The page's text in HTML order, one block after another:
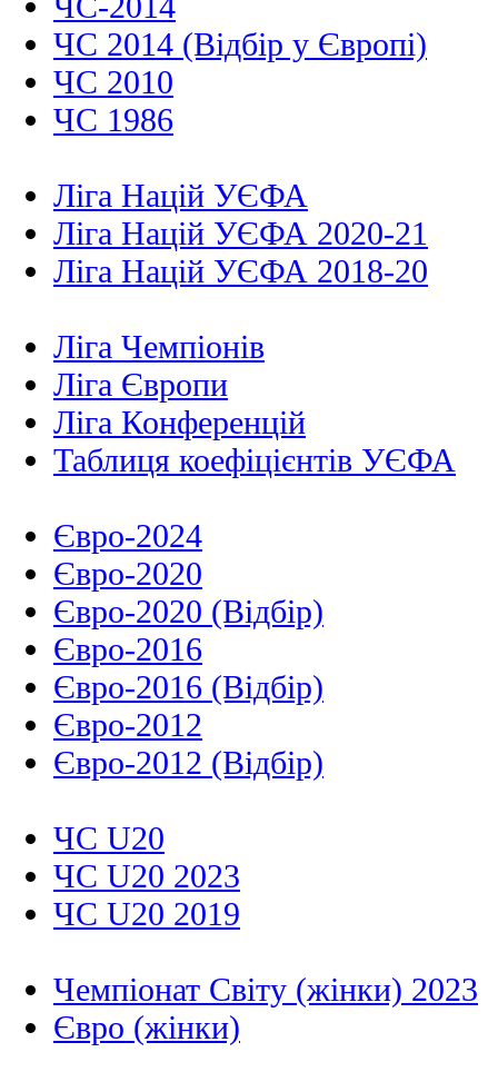
ЧС 2014 (Відбір у Європі)
ЧС 2010
ЧС 1986
Ліга Націй УЄФА
Ліга Націй УЄФА 2020-21
Ліга Націй УЄФА 2018-20
Ліга Чемпіонів
Ліга Європи
Ліга Конференцій
Таблиця коефіцієнтів УЄФА
Євро-2024
Євро-2020
Євро-2020 (Відбір)
Євро-2016
Євро-2016 (Відбір)
Євро-2012
Євро-2012 (Відбір)
ЧС U20
ЧС U20 2023
ЧС U20 2019
Чемпіонат Світу (жінки) 2023
Євро (жінки)